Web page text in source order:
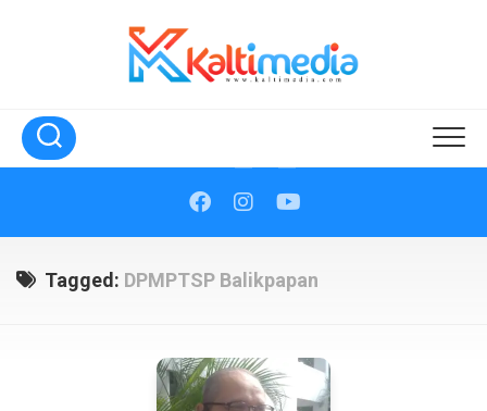
Tagged: DPMPTSP Balikpapan